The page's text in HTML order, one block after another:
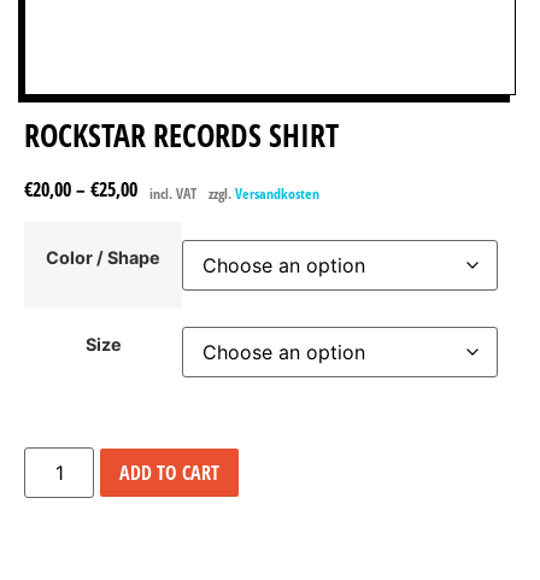
ROCKSTAR RECORDS SHIRT
€20,00– €25,00 incl. VAT zzgl. Versandkosten
Color / Shape
Size
ADD TO CART